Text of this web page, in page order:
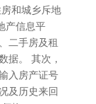
和城乡斥地
产信息平
二手房及租
据。 其次，
入房产证号
及历史来回